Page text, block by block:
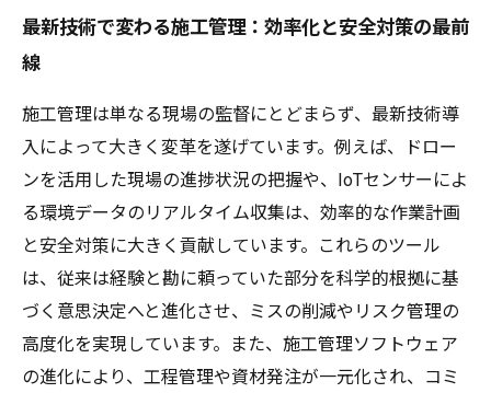
最新技術で変わる施工管理：効率化と安全対策の最前
線
施工管理は単なる現場の監督にとどまらず、最新技術導
入によって大きく変革を遂げています。例えば、ドロー
ンを活用した現場の進捗状況の把握や、IoTセンサーによ
る環境データのリアルタイム収集は、効率的な作業計画
と安全対策に大きく貢献しています。これらのツール
は、従来は経験と勘に頼っていた部分を科学的根拠に基
づく意思決定へと進化させ、ミスの削減やリスク管理の
高度化を実現しています。また、施工管理ソフトウェア
の進化により、工程管理や資材発注が一元化され、コミ